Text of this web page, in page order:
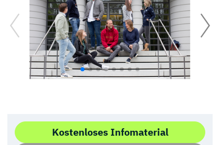
Kostenloses Infomaterial